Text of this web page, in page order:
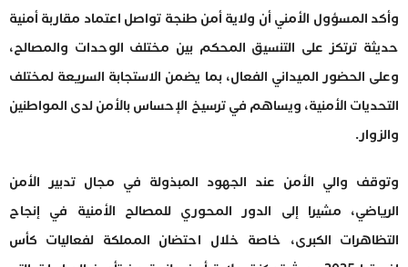
وأكد المسؤول الأمني أن ولاية أمن طنجة تواصل اعتماد مقاربة أمنية
حديثة ترتكز على التنسيق المحكم بين مختلف الوحدات والمصالح،
وعلى الحضور الميداني الفعال، بما يضمن الاستجابة السريعة لمختلف
التحديات الأمنية، ويساهم في ترسيخ الإحساس بالأمن لدى المواطنين
والزوار.
وتوقف والي الأمن عند الجهود المبذولة في مجال تدبير الأمن
الرياضي، مشيرا إلى الدور المحوري للمصالح الأمنية في إنجاح
التظاهرات الكبرى، خاصة خلال احتضان المملكة لفعاليات كأس